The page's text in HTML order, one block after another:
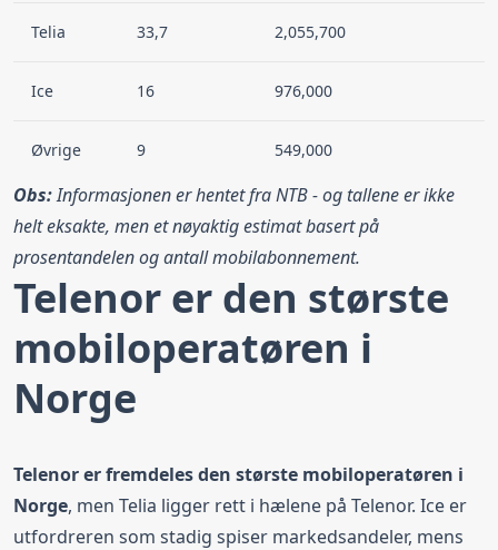
Telia 33,7 2,055,700
Ice 16 976,000
Øvrige 9 549,000
Obs:Informasjonen er hentet fra NTB - og tallene er ikke
helt eksakte, men et nøyaktig estimat basert på
prosentandelen og antall mobilabonnement.
Telenor er den største
mobiloperatøren i
Norge
Telenor er fremdeles den største mobiloperatøren i
Norge, men Telia ligger rett i hælene på Telenor. Ice er
utfordreren som stadig spiser markedsandeler, mens